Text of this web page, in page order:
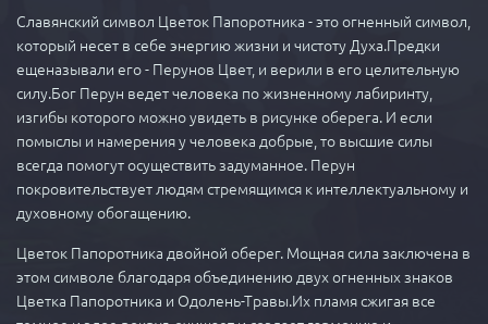
Славянский символ Цветок Папоротника - это огненный символ,
который несет в себе энергию жизни и чистоту Духа.Предки
ещеназывали его - Перунов Цвет, и верили в его целительную
силу.Бог Перун ведет человека по жизненному лабиринту,
изгибы которого можно увидеть в рисунке оберега. И если
помыслы и намерения у человека добрые, то высшие силы
всегда помогут осуществить задуманное. Перун
покровительствует людям стремящимся к интеллектуальному и
духовному обогащению.
Цветок Папоротника двойной оберег. Мощная сила заключена в
этом символе благодаря объединению двух огненных знаков
Цветка Папоротника и Одолень-Травы.Их пламя сжигая все